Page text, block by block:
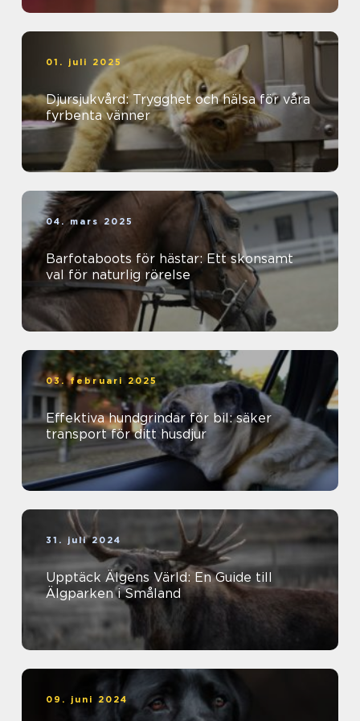
01. juli 2025
Djursjukvård: Trygghet och hälsa för våra
fyrbenta vänner
04. mars 2025
Barfotaboots för hästar: Ett skonsamt
val för naturlig rörelse
03. februari 2025
Effektiva hundgrindar för bil: säker
transport för ditt husdjur
31. juli 2024
Upptäck Älgens Värld: En Guide till
Älgparken i Småland
09. juni 2024